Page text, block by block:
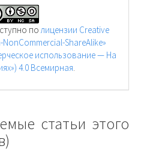
полицензии Creative
ShareAlike»
использование — На
4.0 Всемирная.
статьи этого